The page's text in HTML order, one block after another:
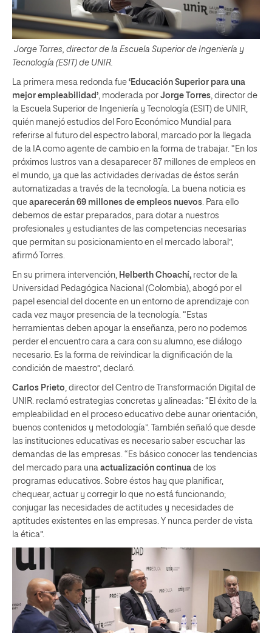
Jorge Torres, director de la Escuela Superior de Ingeniería y
Tecnología (ESIT) de UNIR.
La primera mesa redonda fue ‘Educación Superior para una
mejor empleabilidad’, moderada por Jorge Torres, director de
la Escuela Superior de Ingeniería y Tecnología (ESIT) de UNIR,
quién manejó estudios del Foro Económico Mundial para
referirse al futuro del espectro laboral, marcado por la llegada
de la IA como agente de cambio en la forma de trabajar. “En los
próximos lustros van a desaparecer 87 millones de empleos en
el mundo, ya que las actividades derivadas de éstos serán
automatizadas a través de la tecnología. La buena noticia es
que aparecerán 69 millones de empleos nuevos. Para ello
debemos de estar preparados, para dotar a nuestros
profesionales y estudiantes de las competencias necesarias
que permitan su posicionamiento en el mercado laboral”,
afirmó Torres.
En su primera intervención, Helberth Choachí, rector de la
Universidad Pedagógica Nacional (Colombia), abogó por el
papel esencial del docente en un entorno de aprendizaje con
cada vez mayor presencia de la tecnología. “Estas
herramientas deben apoyar la enseñanza, pero no podemos
perder el encuentro cara a cara con su alumno, ese diálogo
necesario. Es la forma de reivindicar la dignificación de la
condición de maestro”, declaró.
Carlos Prieto, director del Centro de Transformación Digital de
UNIR. reclamó estrategias concretas y alineadas: “El éxito de la
empleabilidad en el proceso educativo debe aunar orientación,
buenos contenidos y metodología”. También señaló que desde
las instituciones educativas es necesario saber escuchar las
demandas de las empresas. “Es básico conocer las tendencias
del mercado para una actualización continua de los
programas educativos. Sobre éstos hay que planificar,
chequear, actuar y corregir lo que no está funcionando;
conjugar las necesidades de actitudes y necesidades de
aptitudes existentes en las empresas. Y nunca perder de vista
la ética”.